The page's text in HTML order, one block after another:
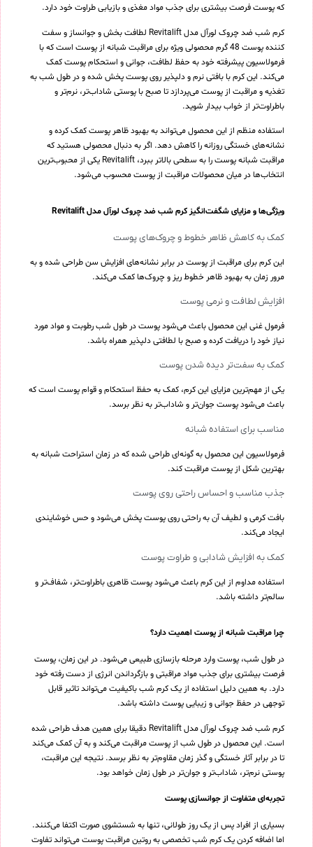
که پوست فرصت بیشتری برای جذب مواد مغذی و بازیابی طراوت خود دارد.
کرم شب ضد چروک لورآل مدل Revitalift لطافت بخش و جوانساز و سفت
کننده پوست 48 گرم محصولی ویژه برای مراقبت شبانه از پوست است که با
فرمولاسیون پیشرفته خود به حفظ لطافت، جوانی و استحکام پوست کمک
می‌کند. این کرم با بافتی نرم و دلپذیر روی پوست پخش شده و در طول شب به
تغذیه و مراقبت از پوست می‌پردازد تا صبح با پوستی شاداب‌تر، نرم‌تر و
باطراوت‌تر از خواب بیدار شوید.
استفاده منظم از این محصول می‌تواند به بهبود ظاهر پوست کمک کرده و
نشانه‌های خستگی روزانه را کاهش دهد. اگر به دنبال محصولی هستید که
مراقبت شبانه پوست را به سطحی بالاتر ببرد، Revitalift یکی از محبوب‌ترین
انتخاب‌ها در میان محصولات مراقبت از پوست محسوب می‌شود.
ویژگی‌ها و مزایای شگفت‌انگیز کرم شب ضد چروک لورآل مدل Revitalift
کمک به کاهش ظاهر خطوط و چروک‌های پوست
این کرم برای مراقبت از پوست در برابر نشانه‌های افزایش سن طراحی شده و به
مرور زمان به بهبود ظاهر خطوط ریز و چروک‌ها کمک می‌کند.
افزایش لطافت و نرمی پوست
فرمول غنی این محصول باعث می‌شود پوست در طول شب رطوبت و مواد مورد
نیاز خود را دریافت کرده و صبح با لطافتی دلپذیر همراه باشد.
کمک به سفت‌تر دیده شدن پوست
یکی از مهم‌ترین مزایای این کرم، کمک به حفظ استحکام و قوام پوست است که
باعث می‌شود پوست جوان‌تر و شاداب‌تر به نظر برسد.
مناسب برای استفاده شبانه
فرمولاسیون این محصول به گونه‌ای طراحی شده که در زمان استراحت شبانه به
بهترین شکل از پوست مراقبت کند.
جذب مناسب و احساس راحتی روی پوست
بافت کرمی و لطیف آن به راحتی روی پوست پخش می‌شود و حس خوشایندی
ایجاد می‌کند.
کمک به افزایش شادابی و طراوت پوست
استفاده مداوم از این کرم باعث می‌شود پوست ظاهری باطراوت‌تر، شفاف‌تر و
سالم‌تر داشته باشد.
چرا مراقبت شبانه از پوست اهمیت دارد؟
در طول شب، پوست وارد مرحله بازسازی طبیعی می‌شود. در این زمان، پوست
فرصت بیشتری برای جذب مواد مراقبتی و بازگرداندن انرژی از دست رفته خود
دارد. به همین دلیل استفاده از یک کرم شب باکیفیت می‌تواند تاثیر قابل
توجهی در حفظ جوانی و زیبایی پوست داشته باشد.
کرم شب ضد چروک لورآل مدل Revitalift دقیقا برای همین هدف طراحی شده
است. این محصول در طول شب از پوست مراقبت می‌کند و به آن کمک می‌کند
تا در برابر آثار خستگی و گذر زمان مقاوم‌تر به نظر برسد. نتیجه این مراقبت،
پوستی نرم‌تر، شاداب‌تر و جوان‌تر در طول زمان خواهد بود.
تجربه‌ای متفاوت از جوانسازی پوست
بسیاری از افراد پس از یک روز طولانی، تنها به شستشوی صورت اکتفا می‌کنند.
اما اضافه کردن یک کرم شب تخصصی به روتین مراقبت پوست می‌تواند تفاوت